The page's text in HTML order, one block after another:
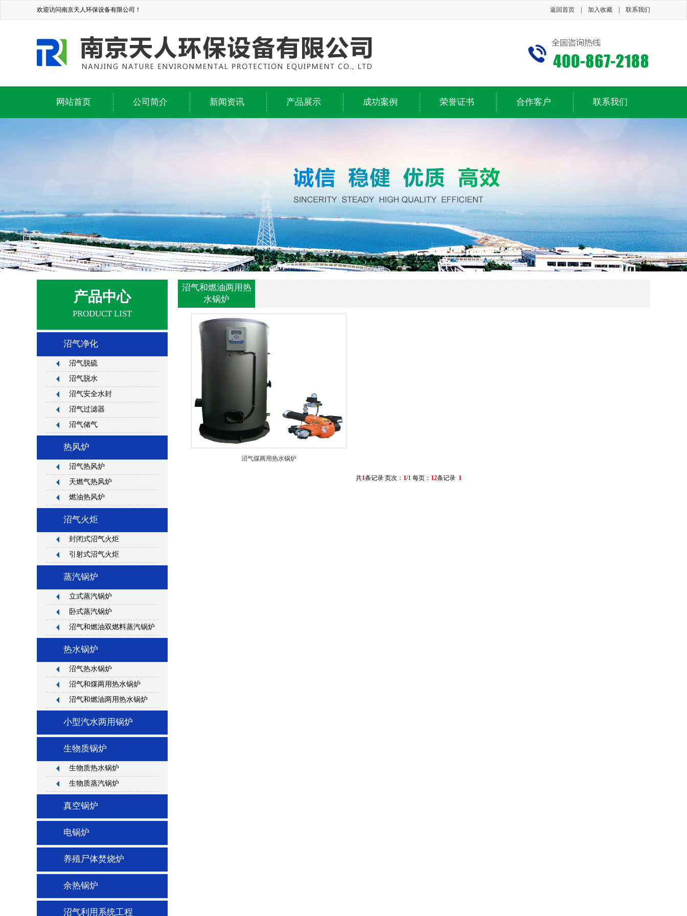
欢迎访问南京天人环保设备有限公司！ 返回首页 加入收藏 联系我们
网站首页 公司简介 新闻资讯 产品展示 成功案例 荣誉证书 合作客户 联系我们
产品中心
PRODUCT LIST
沼气净化
沼气脱硫
沼气脱水
沼气安全水封
沼气过滤器
沼气储气
热风炉
沼气热风炉
天燃气热风炉
燃油热风炉
沼气火炬
封闭式沼气火炬
引射式沼气火炬
蒸汽锅炉
立式蒸汽锅炉
卧式蒸汽锅炉
沼气和燃油双燃料蒸汽锅炉
热水锅炉
沼气热水锅炉
沼气和煤两用热水锅炉
沼气和燃油两用热水锅炉
小型汽水两用锅炉
生物质锅炉
生物质热水锅炉
生物质蒸汽锅炉
真空锅炉
电锅炉
养殖尸体焚烧炉
余热锅炉
沼气利用系统工程
沼气和燃油两用热
水锅炉
沼气煤两用热水锅炉
共1条记录 页次： 1/1 每页： 12条记录 1